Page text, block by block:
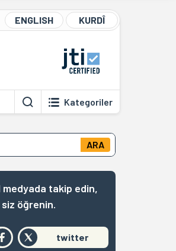
ENGLISH KURDÎ
Kategoriler
ARA
takip edin,
öğrenin.
twitter